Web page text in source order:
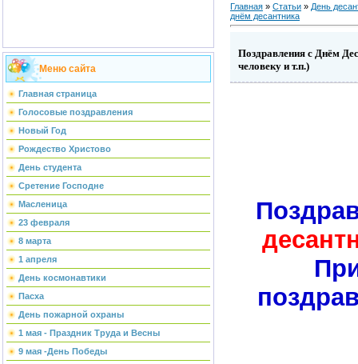
Меню сайта
Главная страница
Голосовые поздравления
Новый Год
Рождество Христово
День студента
Сретение Господне
Масленица
23 февраля
8 марта
1 апреля
День космонавтики
Пасха
День пожарной охраны
1 мая - Праздник Труда и Весны
9 мая -День Победы
Главная » Статьи » День
днём десантника
Поздравления с Днём
человеку и т.п.)